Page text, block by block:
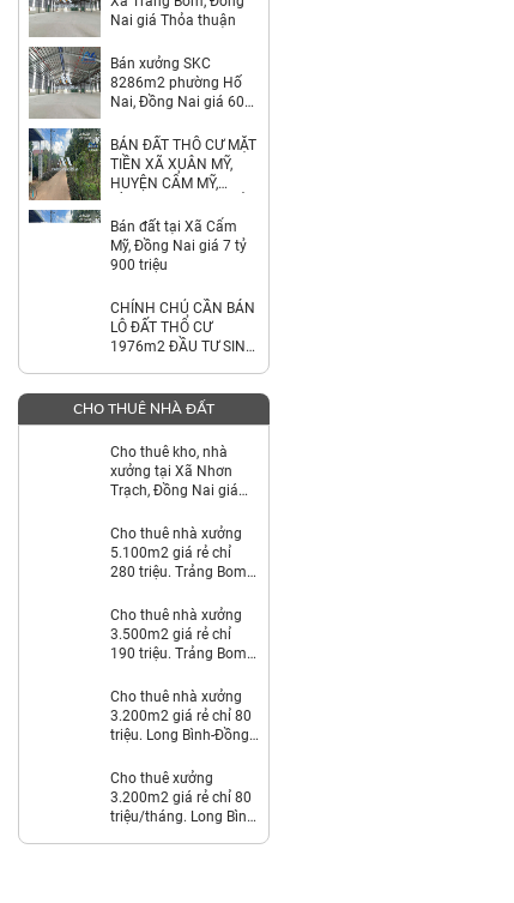
Nai giá Thỏa thuận
Bán xưởng SKC
8286m2 phường Hố
Nai, Đồng Nai giá 60
BÁN ĐẤT THỔ CƯ MẶT
TIỀN XÃ XUÂN MỸ,
HUYỆN CẨM MỸ,
7,9 TỶ
Bán đất tại Xã Cẩm
Mỹ, Đồng Nai giá 7 tỷ
900 triệu
CHÍNH CHỦ CẦN BÁN
LÔ ĐẤT THỔ CƯ
1976m2 ĐẦU TƯ SINH
CHO THUÊ NHÀ ĐẤT
Cho thuê kho, nhà
xưởng tại Xã Nhơn
Trạch, Đồng Nai giá
Cho thuê nhà xưởng
5.100m2 giá rẻ chỉ
280 triệu. Trảng Bom-
Cho thuê nhà xưởng
3.500m2 giá rẻ chỉ
190 triệu. Trảng Bom-
Cho thuê nhà xưởng
3.200m2 giá rẻ chỉ 80
triệu. Long Bình-Đồng
Cho thuê xưởng
3.200m2 giá rẻ chỉ 80
triệu/tháng. Long Bình-